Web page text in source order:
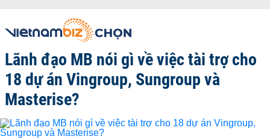
Lãnh đạo MB nói gì về việc tài trợ cho
18 dự án Vingroup, Sungroup và
Masterise?